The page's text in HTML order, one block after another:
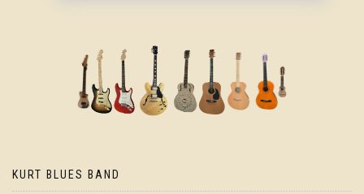
KURT BLUES BAND